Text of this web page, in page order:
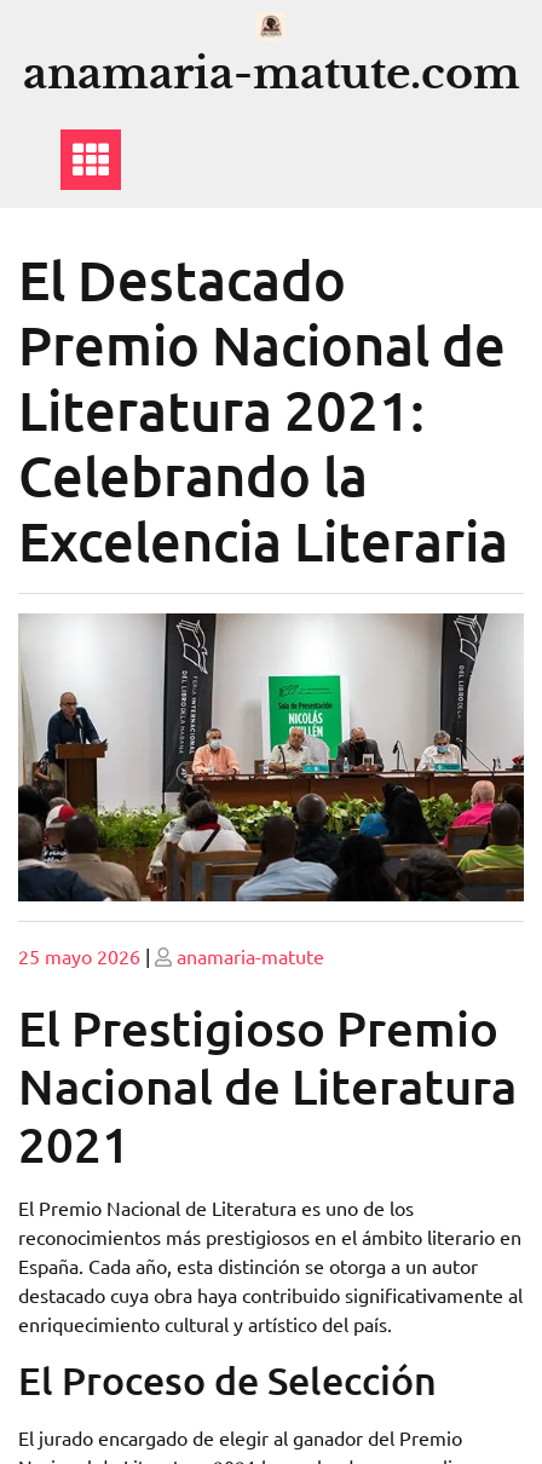
contenido
anamaria-matute.com
El Destacado
Premio Nacional de
Literatura 2021:
Celebrando la
Excelencia Literaria
Publicado
25 mayo 2026 | Publicado
anamaria-matute
El Prestigioso Premio
Nacional de Literatura
2021
El Premio Nacional de Literatura es uno de los
reconocimientos más prestigiosos en el ámbito literario en
España. Cada año, esta distinción se otorga a un autor
destacado cuya obra haya contribuido significativamente al
enriquecimiento cultural y artístico del país.
El Proceso de Selección
El jurado encargado de elegir al ganador del Premio